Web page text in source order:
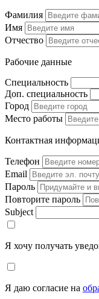
Фамилия
Имя
Отчество
Рабочие данные
Специальность
Доп. специальность
Город
Место работы
Контактная
Телефон
Email
Пароль
Повторите пароль
Subject
Я хочу получать
Я даю согласие на